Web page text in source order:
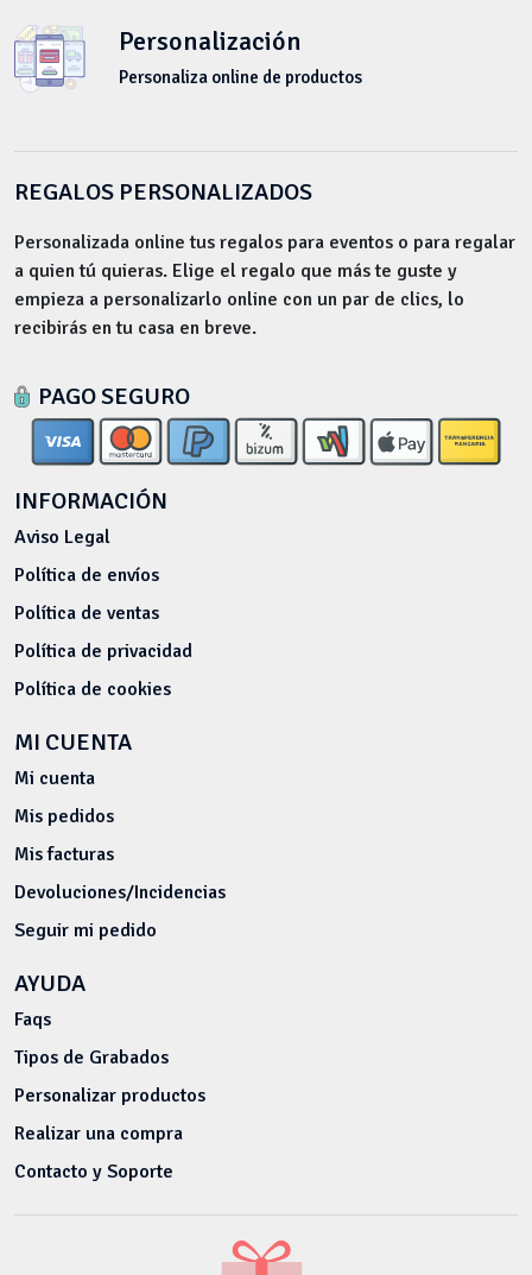
Personalización
Personaliza online de productos
REGALOS PERSONALIZADOS
Personalizada online tus regalos para eventos o para regalar
a quien tú quieras. Elige el regalo que más te guste y
empieza a personalizarlo online con un par de clics, lo
recibirás en tu casa en breve.
PAGO SEGURO
INFORMACIÓN
Aviso Legal
Política de envíos
Política de ventas
Política de privacidad
Política de cookies
MI CUENTA
Mi cuenta
Mis pedidos
Mis facturas
Devoluciones/Incidencias
Seguir mi pedido
AYUDA
Faqs
Tipos de Grabados
Personalizar productos
Realizar una compra
Contacto y Soporte